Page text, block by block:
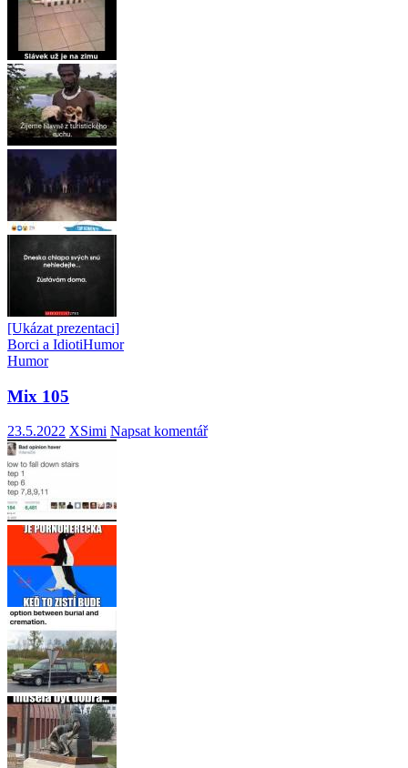
[Ukázat prezentaci]
Borci a IdiotiHumor
Humor
Mix 105
23.5.2022 XSimi Napsat komentář